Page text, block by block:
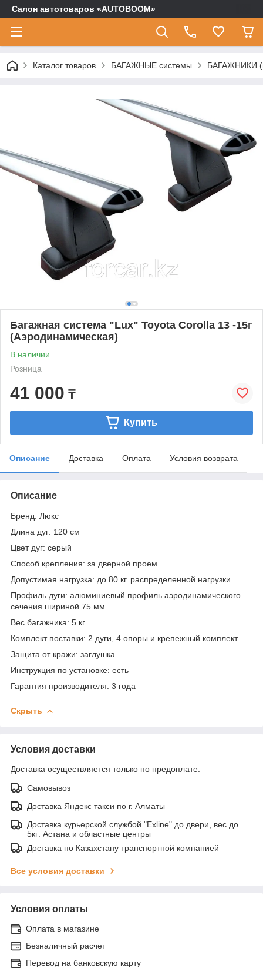
Салон автотоваров «AUTOBOOM»
Каталог товаров БАГАЖНЫЕ системы БАГАЖНИКИ
Багажная система "Lux" Toyota Corolla 13 -15г
(Аэродинамическая)
В наличии
Розница
41 000 ₸
Купить
Описание Доставка Оплата Условия возврата
Описание
Бренд: Люкс
Длина дуг: 120 см
Цвет дуг: серый
Способ крепления: за дверной проем
Допустимая нагрузка: до 80 кг. распределенной нагрузки
Профиль дуги: алюминиевый профиль аэродинамического
сечения шириной 75 мм
Вес багажника: 5 кг
Комплект поставки: 2 дуги, 4 опоры и крепежный комплект
Защита от кражи: заглушка
Инструкция по установке: есть
Гарантия производителя: 3 года
Скрыть
Условия доставки
Доставка осуществляется только по предоплате.
Самовывоз
Доставка Яндекс такси по г. Алматы
Доставка курьерской службой "Exline" до двери, вес до
5кг: Астана и областные центры
Доставка по Казахстану транспортной компанией
Все условия доставки
Условия оплаты
Оплата в магазине
Безналичный расчет
Перевод на банковскую карту